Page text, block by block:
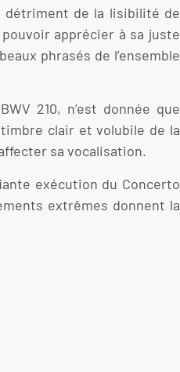
détriment de la lisibilité de
apprécier à sa juste
phrasés de l’ensemble
210, n’est donnée que
clair et volubile de la
sa vocalisation.
exécution du Concerto
extrêmes donnent la